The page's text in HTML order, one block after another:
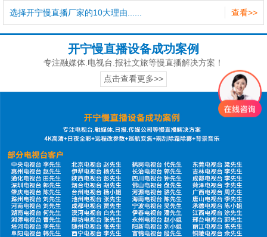
查看>>
选择开宁慢直播厂家的10大理由......
开宁慢直播设备成功案例
专注融媒体.电视台.报社文旅等慢直播解决方案！
点击查看更多>>